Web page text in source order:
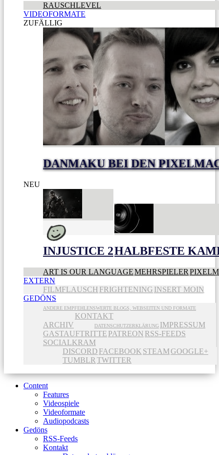
RAUSCHLEVEL
VIDEOFORMATE
ZUFÄLLIG
DANMAKU BEI DEN
NEU
INJUSTICE 2HALBFESTE
ART IS OUR LANGUAGEMEHRSPIELER
EXTERN
FILMFLAUSCH FRIGHTENING INSERT MOIN
GEDÖNS
ANDERE EMPFEHLENSWERTE BLOGS, WEBSEITEN UND FORMATE
ARCHIV
KONTAKT
DATENSCHUTZERKLÄRUNG IMPRESSUM
GASTAUFTRITTE PATREON RSS-FEEDS
SOCIALKRAM
DISCORD FACEBOOK STEAMGOOGLE+
TUMBLR TWITTER
Content
Features
Videospiele
Videoformate
Audiopodcasts
Gedöns
RSS-Feeds
Kontakt